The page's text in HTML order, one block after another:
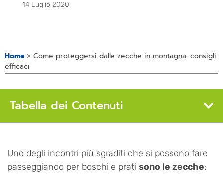
14 Luglio 2020
Home > Come proteggersi dalle zecche in montagna: consigli
efficaci
Tabella dei Contenuti
Uno degli incontri più sgraditi che si possono fare
passeggiando per boschi e prati sono le zecche: